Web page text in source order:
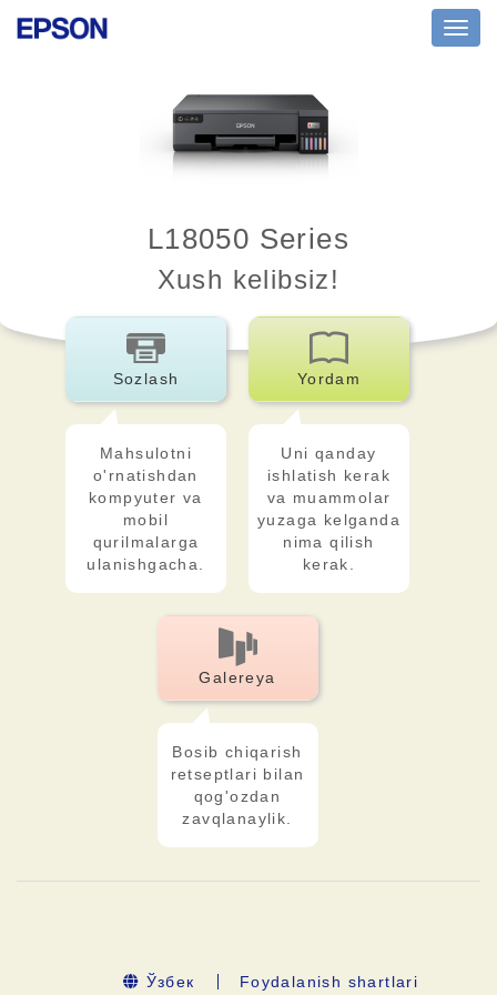
L18050 Series
Xush kelibsiz!
Sozlash
Mahsulotni
o'rnatishdan
kompyuter va
mobil
qurilmalarga
ulanishgacha.
Yordam
Uni qanday
ishlatish kerak
va muammolar
yuzaga kelganda
nima qilish
kerak.
Galereya
Bosib chiqarish
retseptlari bilan
qog'ozdan
zavqlanaylik.
Ўзбек Foydalanish shartlari